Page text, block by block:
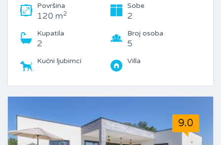
Površina
120 m2
Sobe
2
Kupatila
2
Broj osoba
5
Kućni ljubimci Villa
9.0